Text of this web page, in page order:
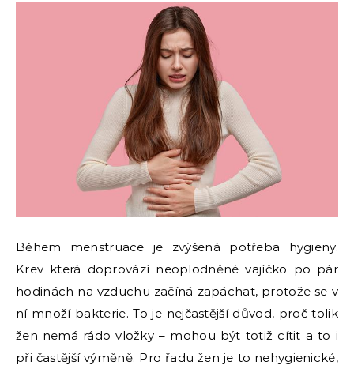
Během menstruace je zvýšená potřeba hygieny.
Krev která doprovází neoplodněné vajíčko po pár
hodinách na vzduchu začíná zapáchat, protože se v
ní množí bakterie. To je nejčastější důvod, proč tolik
žen nemá rádo vložky – mohou být totiž cítit a to i
při častější výměně. Pro řadu žen je to nehygienické,